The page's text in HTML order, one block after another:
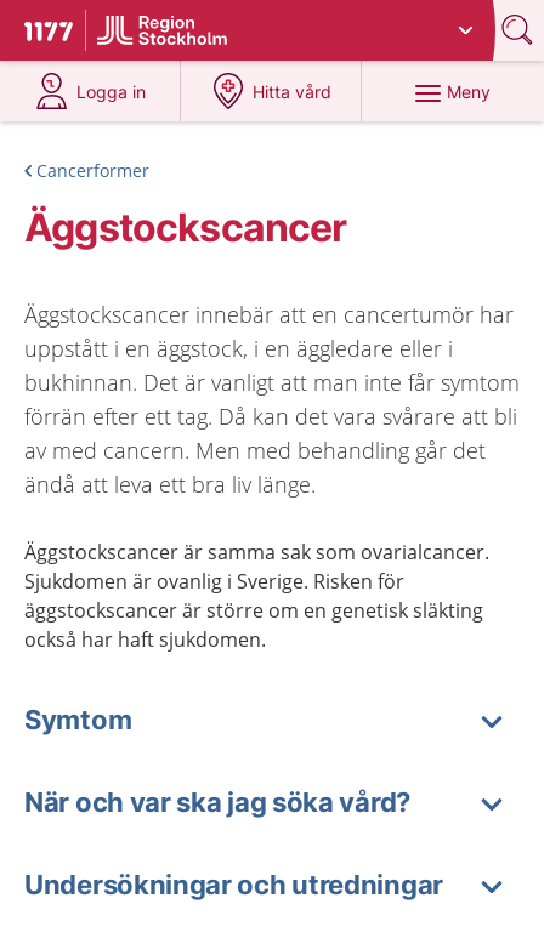
Till startsidan för 1177
Du har valt region
Logga in
på 1177.se
Hitta vård
på 1177.se
Meny
Cancerformer
Äggstockscancer
Äggstockscancer innebär att en cancertumör har
uppstått i en äggstock, i en äggledare eller i
bukhinnan. Det är vanligt att man inte får symtom
förrän efter ett tag. Då kan det vara svårare att bli
av med cancern. Men med behandling går det
ändå att leva ett bra liv länge.
Äggstockscancer är samma sak som ovarialcancer.
Sjukdomen är ovanlig i Sverige. Risken för
äggstockscancer är större om en genetisk släkting
också har haft sjukdomen.
Symtom
När och var ska jag söka vård?
Undersökningar och utredningar